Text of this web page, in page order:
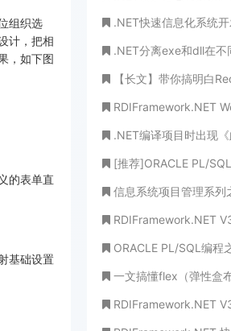
组织选
计，把相
，如下图
的表单直
基础设置
.NET快速信息化系统开发框架
.NET分离exe和dll在不同
【长文】带你搞明白
RDIFramework.NET Web敏捷开发框架
.NET编译项目时出现《此实现不是 Windows 平
[推荐]ORACLE PL/SQL编程之四：把
信息系统项目管理系列
RDIFramework.NET V3.3 Web版新增系
ORACLE PL/SQL编程之六：把过程与
一文搞懂flex（弹性盒布
RDIFramework.NET V3.3 Web版新增